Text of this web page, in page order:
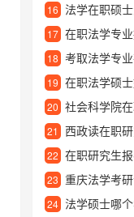
16 法学在职硕士
17 在职法学专
18 考取法学专
19 在职法学硕士好
20 社会科学院
21 西政读在职
22 在职研究生报考西
23 重庆法学考
24 法学硕士哪